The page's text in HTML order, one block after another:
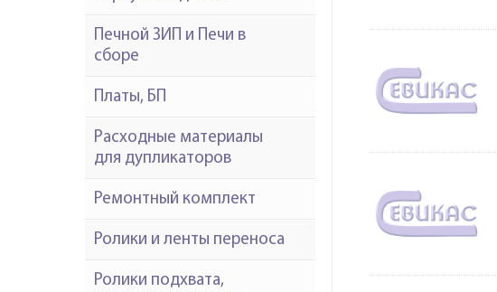
Печной ЗИП и Печи в
сборе
Платы, БП
Расходные материалы
для дупликаторов
Ремонтный комплект
Ролики и ленты переноса
Ролики подхвата,